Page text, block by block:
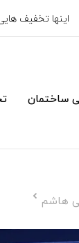
اینها تخفیف
ساختمان
هاشم